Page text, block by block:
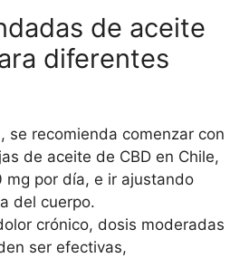
de aceite
diferentes
se recomienda comenzar con
de aceite de CBD en Chile,
mg por día, e ir ajustando
del cuerpo.
crónico, dosis moderadas
ser efectivas,